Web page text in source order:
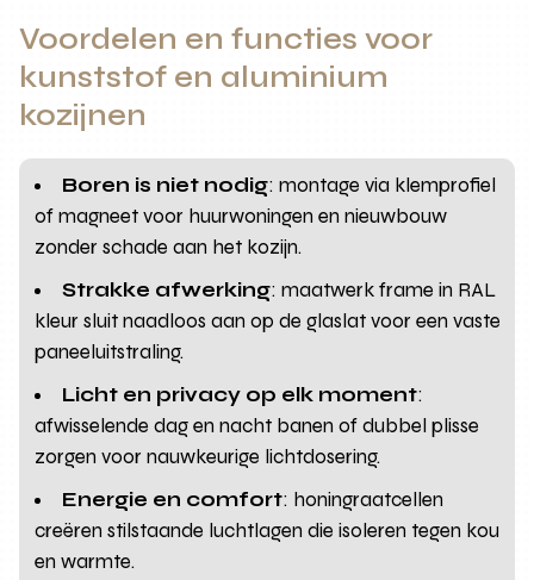
Voordelen en functies voor
kunststof en aluminium
kozijnen
Boren is niet nodig: montage via klemprofiel
of magneet voor huurwoningen en nieuwbouw
zonder schade aan het kozijn.
Strakke afwerking: maatwerk frame in RAL
kleur sluit naadloos aan op de glaslat voor een vaste
paneeluitstraling.
Licht en privacy op elk moment:
afwisselende dag en nacht banen of dubbel plisse
zorgen voor nauwkeurige lichtdosering.
Energie en comfort: honingraatcellen
creëren stilstaande luchtlagen die isoleren tegen kou
en warmte.